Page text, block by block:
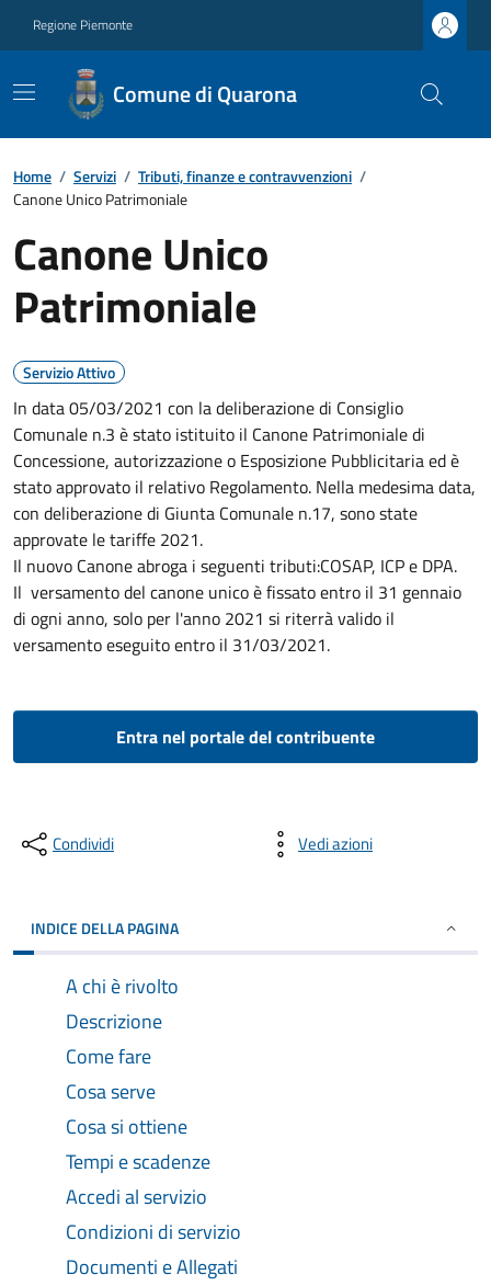
Regione Piemonte
Comune di Quarona
Home / Servizi / Tributi, finanze e contravvenzioni /
Canone Unico Patrimoniale
Canone Unico
Patrimoniale
Servizio Attivo
In data 05/03/2021 con la deliberazione di Consiglio
Comunale n.3 è stato istituito il Canone Patrimoniale di
Concessione, autorizzazione o Esposizione Pubblicitaria ed è
stato approvato il relativo Regolamento. Nella medesima data,
con deliberazione di Giunta Comunale n.17, sono state
approvate le tariffe 2021.
Il nuovo Canone abroga i seguenti tributi:COSAP, ICP e DPA.
Il versamento del canone unico è fissato entro il 31 gennaio
di ogni anno, solo per l'anno 2021 si riterrà valido il
versamento eseguito entro il 31/03/2021.
Entra nel portale del contribuente
Condividi Vedi azioni
INDICE DELLA PAGINA
A chi è rivolto
Descrizione
Come fare
Cosa serve
Cosa si ottiene
Tempi e scadenze
Accedi al servizio
Condizioni di servizio
Documenti e Allegati